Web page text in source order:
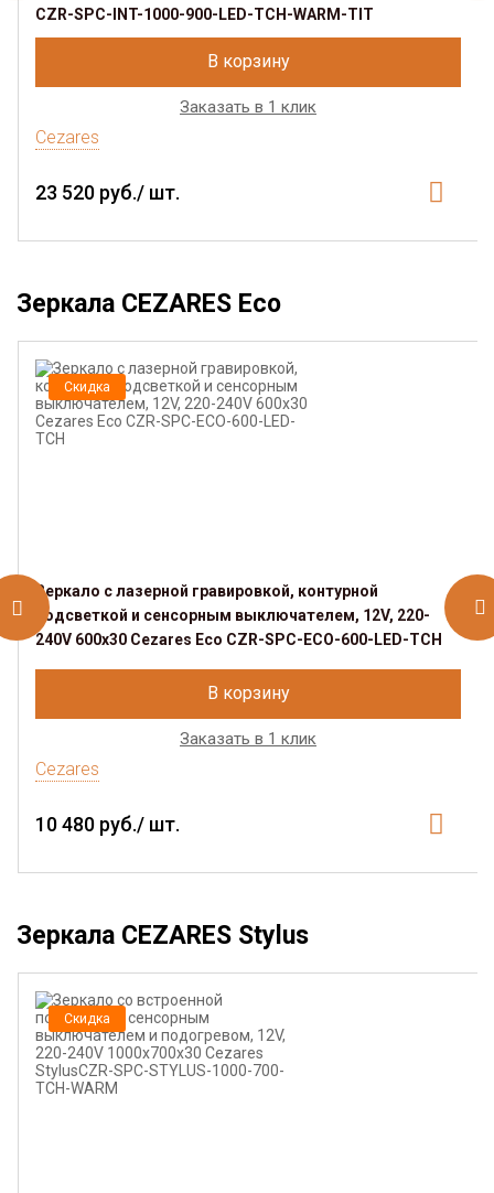
CZR-SPC-INT-1000-900-LED-TCH-WARM-TIT
В корзину
Заказать в 1 клик
Cezares
23 520 руб./ шт.
Зеркала CEZARES Eco
Скидка
Зеркало с лазерной гравировкой, контурной
подсветкой и сенсорным выключателем, 12V, 220-
240V 600x30 Cezares Eco CZR-SPC-ECO-600-LED-TCH
В корзину
Заказать в 1 клик
Cezares
10 480 руб./ шт.
Зеркала CEZARES Stylus
Скидка